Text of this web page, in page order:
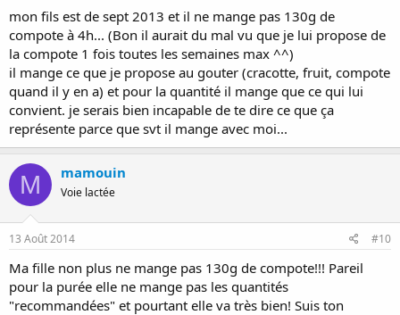
mon fils est de sept 2013 et il ne mange pas 130g de
compote à 4h... (Bon il aurait du mal vu que je lui propose de
la compote 1 fois toutes les semaines max ^^)
il mange ce que je propose au gouter (cracotte, fruit, compote
quand il y en a) et pour la quantité il mange que ce qui lui
convient. je serais bien incapable de te dire ce que ça
représente parce que svt il mange avec moi...
M mamouin
Voie lactée
13 Août 2014 #10
Ma fille non plus ne mange pas 130g de compote!!! Pareil
pour la purée elle ne mange pas les quantités
"recommandées" et pourtant elle va très bien! Suis ton